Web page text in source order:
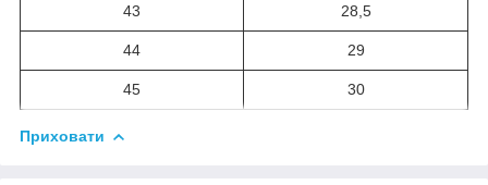
43 28,5
44 29
45 30
Приховати